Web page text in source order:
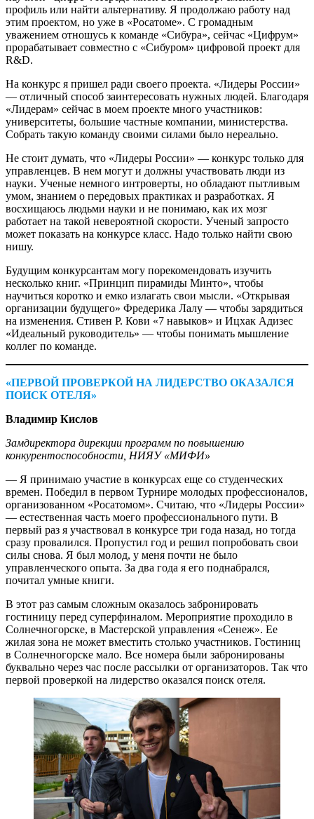
профиль или найти альтернативу. Я продолжаю работу над
этим проектом, но уже в «Росатоме». С громадным
уважением отношусь к команде «Сибура», сейчас «Цифрум»
прорабатывает совместно с «Сибуром» цифровой проект для
R&D.
На конкурс я пришел ради своего проекта. «Лидеры России»
— ​отличный способ заинтересовать нужных людей. Благодаря
«Лидерам» сейчас в моем проекте много участников:
университеты, большие частные компании, министерства.
Собрать такую команду своими силами было нереально.
Не стоит думать, что «Лидеры России» — ​конкурс только для
управленцев. В нем могут и должны участвовать люди из
науки. Ученые немного интроверты, но обладают пытливым
умом, знанием о передовых практиках и разработках. Я
восхищаюсь людьми науки и не понимаю, как их мозг
работает на такой невероятной скорости. Ученый запросто
может показать на конкурсе класс. Надо только найти свою
нишу.
Будущим конкурсантам могу порекомендовать изучить
несколько книг. «Принцип пирамиды Минто», чтобы
научиться коротко и емко излагать свои мысли. «Открывая
организации будущего» Фредерика Лалу — ​чтобы зарядиться
на изменения. Стивен Р. Кови «7 навыков» и Ицхак Адизес
«Идеальный руководитель» — ​чтобы понимать мышление
коллег по команде.
«ПЕРВОЙ ПРОВЕРКОЙ НА ЛИДЕРСТВО ОКАЗАЛСЯ
ПОИСК ОТЕЛЯ»
Владимир Кислов
Замдиректора дирекции программ по повышению
конкурентоспособности, НИЯУ «МИФИ»
— Я принимаю участие в конкурсах еще со студенческих
времен. Победил в первом Турнире молодых профессионалов,
организованном «Росатомом». Считаю, что «Лидеры России»
— ​естественная часть моего профессионального пути. В
первый раз я участвовал в конкурсе три года назад, но тогда
сразу провалился. Пропустил год и решил попробовать свои
силы снова. Я был молод, у меня почти не было
управленческого опыта. За два года я его поднабрался,
почитал умные книги.
В этот раз самым сложным оказалось забронировать
гостиницу перед суперфиналом. Мероприятие проходило в
Солнечногорске, в Мастерской управления «Сенеж». Ее
жилая зона не может вместить столько участников. Гостиниц
в Солнечногорске мало. Все номера были забронированы
буквально через час после рассылки от организаторов. Так что
первой проверкой на лидерство оказался поиск отеля.